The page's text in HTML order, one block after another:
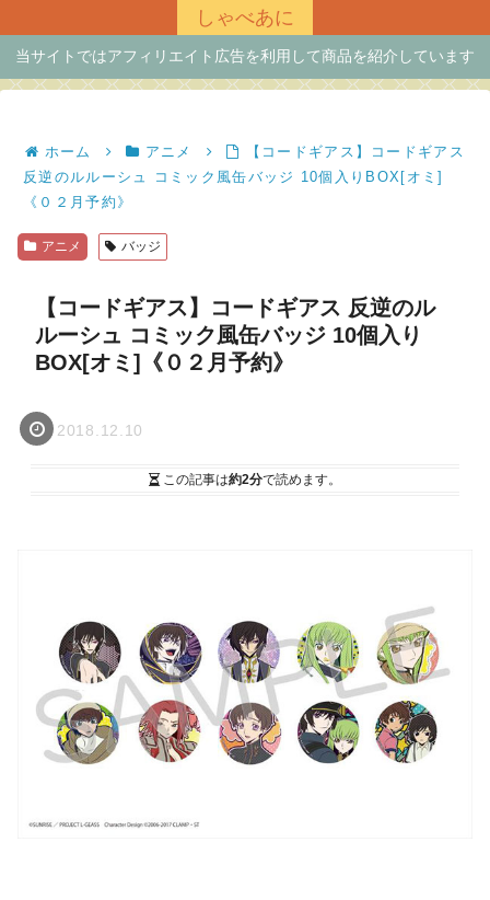
しゃべあに
当サイトではアフィリエイト広告を利用して商品を紹介しています
ホーム アニメ
【コードギアス】コードギアス
反逆のルルーシュ コミック風缶バッジ 10個入りBOX[オミ]
《０２月予約》
アニメ バッジ
【コードギアス】コードギアス 反逆のル
ルーシュ コミック風缶バッジ 10個入り
BOX[オミ]《０２月予約》
2018.12.10
この記事は約2分で読めます。